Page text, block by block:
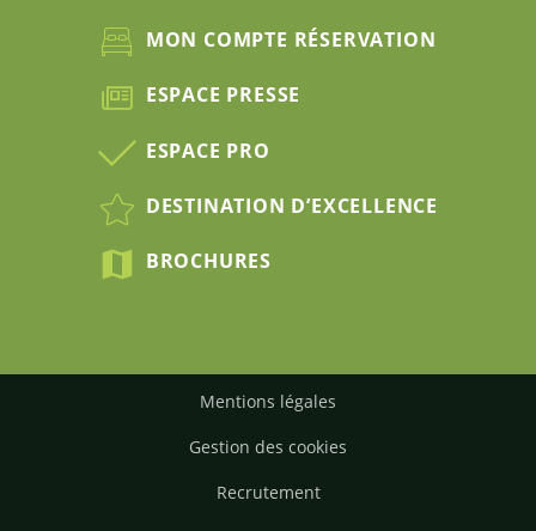
MON COMPTE RÉSERVATION
ESPACE PRESSE
ESPACE PRO
DESTINATION D’EXCELLENCE
BROCHURES
Mentions légales
Gestion des cookies
Recrutement